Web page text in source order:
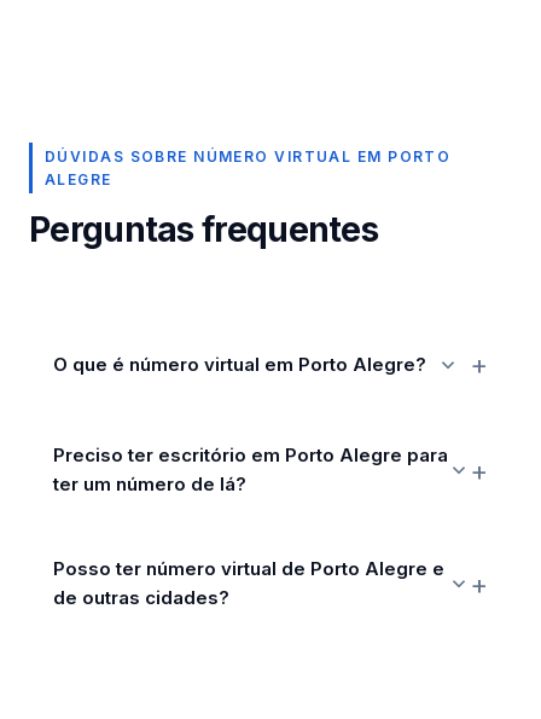
DÚVIDAS SOBRE NÚMERO VIRTUAL EM PORTO
ALEGRE
Perguntas frequentes
O que é número virtual em Porto Alegre?
Preciso ter escritório em Porto Alegre para
ter um número de lá?
Posso ter número virtual de Porto Alegre e
de outras cidades?